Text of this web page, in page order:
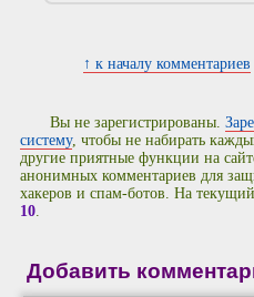
↑ к началу комментариев
Вы не зарегистрированы.
систему, чтобы не набирать
другие приятные функции на
анонимных комментариев для
хакеров и спам-ботов. На
10.
Добавить